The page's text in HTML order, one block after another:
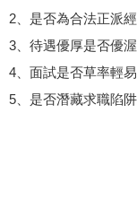
2、是否為合法正派經
3、待遇優厚是否優
4、面試是否草率輕易
5、是否潛藏求職陷